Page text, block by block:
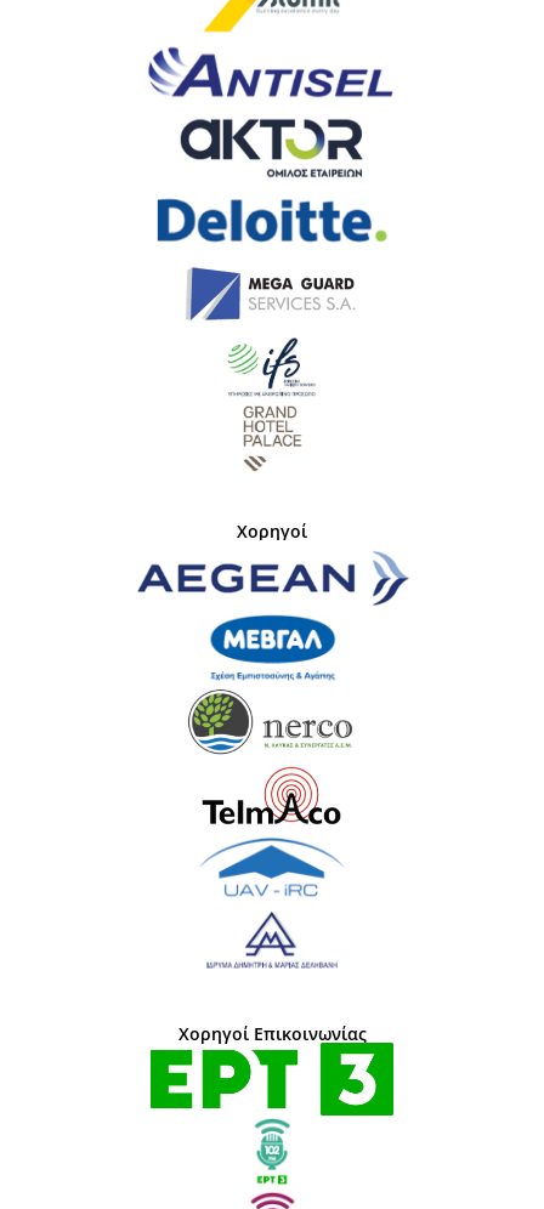
Χορηγοί
Χορηγοί Επικοινωνίας